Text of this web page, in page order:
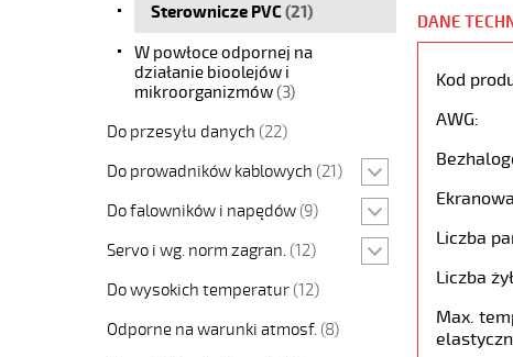
Sterownicze PVC(21)
W powłoce odpornej na
działanie bioolejów i
mikroorganizmów(3)
Do przesyłu danych (22)
Do prowadników kablowych (21)
Do falowników i napędów (9)
Servo i wg. norm zagran. (12)
Do wysokich temperatur (12)
Odporne na warunki atmosf. (8)
DANE
Kod
AWG:
Liczba
Liczba
Max.